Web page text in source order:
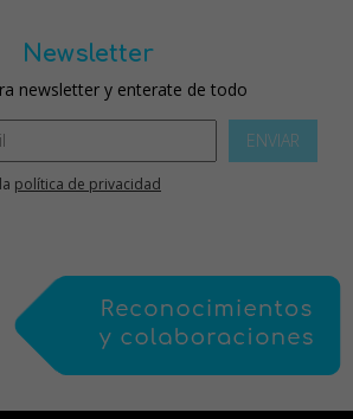
Newsletter
newsletter y enterate de todo
ENVIAR
política de privacidad